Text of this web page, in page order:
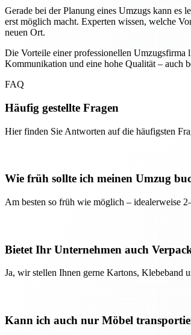
Gerade bei der Planung eines Umzugs kann es
erst möglich macht. Experten wissen, welche
neuen Ort.
Die Vorteile einer professionellen Umzugsfirma
Kommunikation und eine hohe Qualität – auch
FAQ
Häufig gestellte Fragen
Hier finden Sie Antworten auf die häufigsten
Wie früh sollte ich meinen Umzug
Am besten so früh wie möglich – idealerweise
Bietet Ihr Unternehmen auch
Ja, wir stellen Ihnen gerne Kartons, Klebeband
Kann ich auch nur Möbel